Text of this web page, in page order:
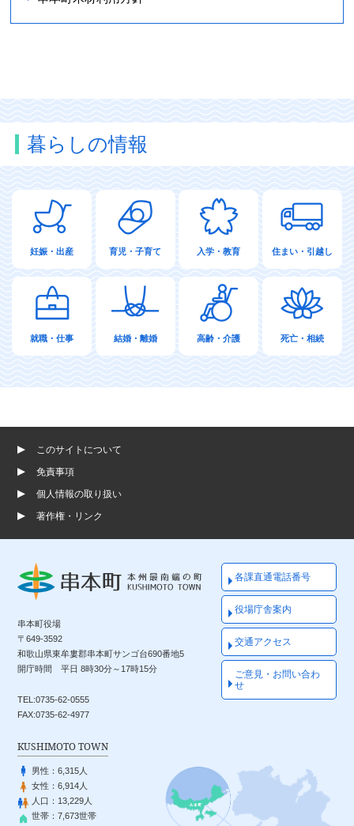
暮らしの情報
妊娠・出産 育児・子育て 入学・教育 住まい・引越し
就職・仕事 結婚・離婚 高齢・介護 死亡・相続
このサイトについて
免責事項
個人情報の取り扱い
著作権・リンク
串本町役場
〒649-3592
和歌山県東牟婁郡串本町サンゴ台690番地5
開庁時間 平日 8時30分～17時15分
TEL:0735-62-0555
FAX:0735-62-4977
各課直通電話番号
役場庁舎案内
交通アクセス
ご意見・お問い合わ
せ
KUSHIMOTO TOWN
男性：6,315人
女性：6,914人
人口： 13,229人
世帯：7,673世帯